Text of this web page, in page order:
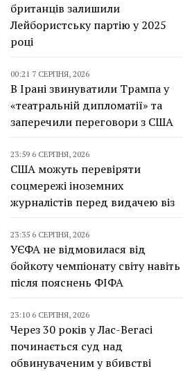
британців залишили
Лейбористську партію у 2025
році
00:21 7 СЕРПНЯ, 2026
В Ірані звинуватили Трампа у
«театральній дипломатії» та
заперечили переговори з США
23:59 6 СЕРПНЯ, 2026
США можуть перевіряти
соцмережі іноземних
журналістів перед видачею віз
23:35 6 СЕРПНЯ, 2026
УЄФА не відмовилася від
бойкоту чемпіонату світу навіть
після пояснень ФІФА
23:10 6 СЕРПНЯ, 2026
Через 30 років у Лас-Вегасі
починається суд над
обвинуваченим у вбивстві